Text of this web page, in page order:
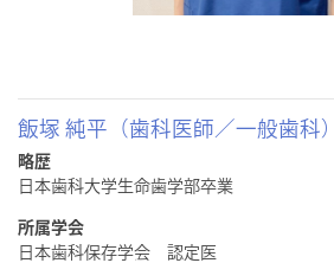
飯塚 純平（歯科医師／一般歯科）
略歴
日本歯科大学生命歯学部卒業
所属学会
日本歯科保存学会 認定医